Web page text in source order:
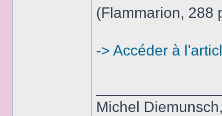
(Flammarion, 288
-> Accéder à
Michel